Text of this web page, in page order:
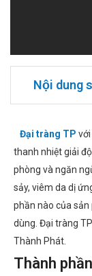
Nội dung
Đại tràng TP
thanh nhiệt giải
phòng và ngăn
sảy, viêm da dị
phần nào của
dùng. Đại tràng
Thành Phát.
Thành